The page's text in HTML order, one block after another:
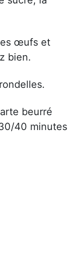
œufs et
bien.
beurré
40 minutes